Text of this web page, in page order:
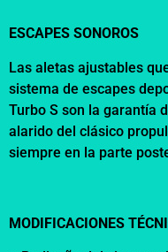
ESCAPES SONOROS
Las aletas ajustables
sistema de escapes
Turbo S son la garantía
alarido del clásico
siempre en la parte
MODIFICACIONES